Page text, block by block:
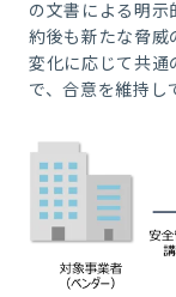
の文書による明
約後も新たな脅威
変化に応じて共通
で、合意を維持し